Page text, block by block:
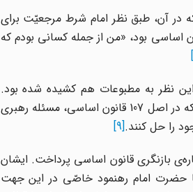
در آن، طبق نظر امام شرط مرجعیّت برای
اساسی بود، «من از جمله کسانی بودم که
نظر به مطبوعات هم کشیده شده بود.
چنانکه آقای بیات زنجانی به عنوان عضو شورای بازنگری در مصاحبه‌ای با روزنامه اطلاعات گفته بود که در اصل 107 قانون اساسی، مسئله رهبری
را حل کنند.[9]
ی بازنگری قانون اساسی پرداخت. ایشان
امام رهنمود خاصّی در این جهت